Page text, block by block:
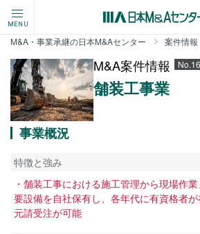
MENU
M&A・事業承継の日本M&Aセンター 案件情報
M&A案件情報
舗装工事業
事業概況
特徴と強み
・舗装工事における施工管理から現場作
要設備を自社保有し、各年代に有資格者
元請受注が可能